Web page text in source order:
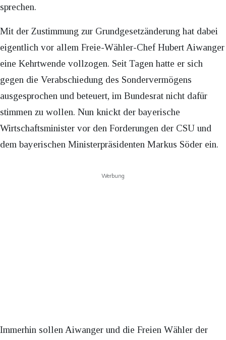
sprechen.
Mit der Zustimmung zur Grundgesetzänderung hat dabei
eigentlich vor allem Freie-Wähler-Chef Hubert Aiwanger
eine Kehrtwende vollzogen. Seit Tagen hatte er sich
gegen die Verabschiedung des Sondervermögens
ausgesprochen und beteuert, im Bundesrat nicht dafür
stimmen zu wollen. Nun knickt der bayerische
Wirtschaftsminister vor den Forderungen der CSU und
dem bayerischen Ministerpräsidenten Markus Söder ein.
Werbung
Immerhin sollen Aiwanger und die Freien Wähler der